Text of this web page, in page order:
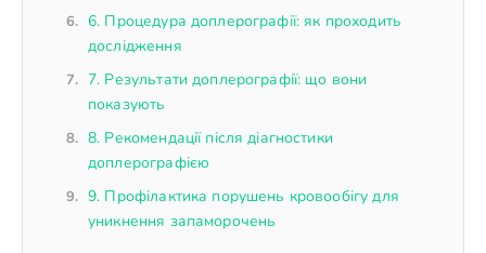
6. Процедура доплерографії: як проходить
дослідження
7. Результати доплерографії: що вони
показують
8. Рекомендації після діагностики
доплерографією
9. Профілактика порушень кровообігу для
уникнення запаморочень